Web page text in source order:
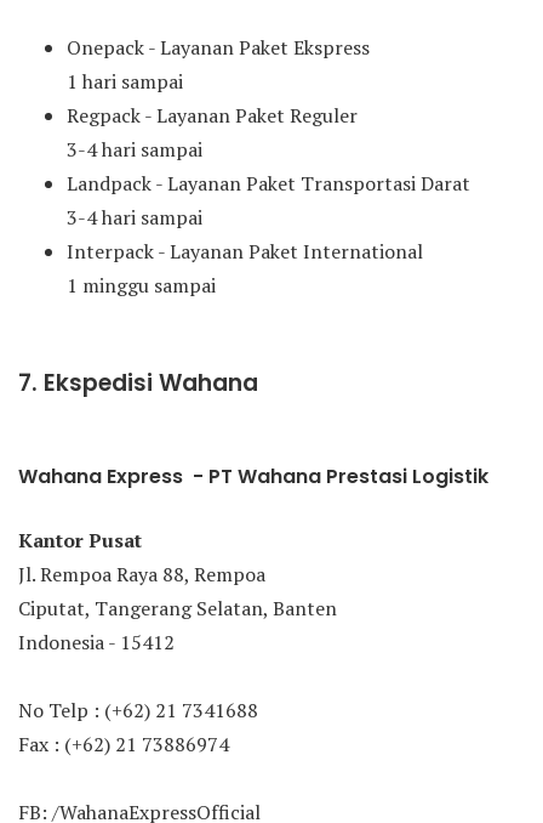
Onepack - Layanan Paket Ekspress
1 hari sampai
Regpack - Layanan Paket Reguler
3-4 hari sampai
Landpack - Layanan Paket Transportasi Darat
3-4 hari sampai
Interpack - Layanan Paket International
1 minggu sampai
7. Ekspedisi Wahana
Wahana Express - PT Wahana Prestasi Logistik
Kantor Pusat
Jl. Rempoa Raya 88, Rempoa
Ciputat, Tangerang Selatan, Banten
Indonesia - 15412
No Telp : (+62) 21 7341688
Fax : (+62) 21 73886974
FB: /WahanaExpressOfficial